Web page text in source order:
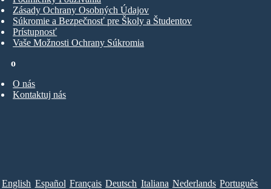
o
O nás
Kontaktuj nás
Zásady Ochrany Osobných Údajov
Súkromie a Bezpečnosť pre Školy a Študentov
Prístupnosť
Vaše Možnosti Ochrany Súkromia
English Español Français Deutsch Italiana Nederlands Português